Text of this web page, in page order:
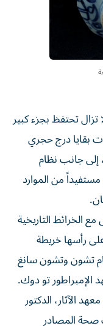
تحتفظ بجزء كبير
بقايا درج حجري
إلى جانب نظام
من الموارد
الخرائط التاريخية
رأسها خريطة
تشون وتشون سانغ
تو دوك.
الآثار، الدكتور
صحة المصادر